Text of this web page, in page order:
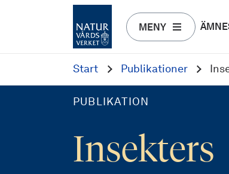
MENY
Start Publikationer
PUBLIKATION
Insekters